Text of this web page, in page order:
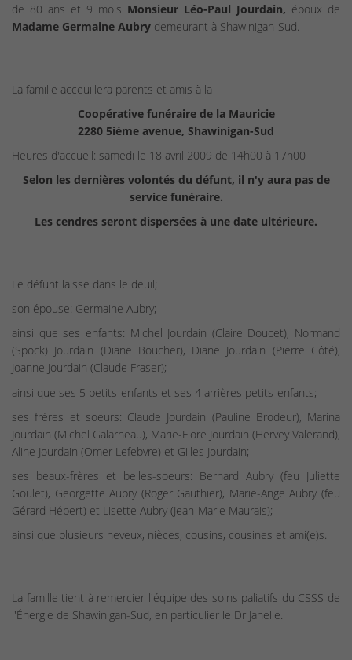
de 80 ans et 9 mois Monsieur Léo-Paul Jourdain, époux de
Madame Germaine Aubry demeurant à Shawinigan-Sud.
La famille acceuillera parents et amis à la
Coopérative funéraire de la Mauricie
2280 5ième avenue, Shawinigan-Sud
Heures d'accueil: samedi le 18 avril 2009 de 14h00 à 17h00
Selon les dernières volontés du défunt, il n'y aura pas de
service funéraire.
Les cendres seront dispersées à une date ultérieure.
Le défunt laisse dans le deuil;
son épouse: Germaine Aubry;
ainsi que ses enfants: Michel Jourdain (Claire Doucet), Normand
(Spock) Jourdain (Diane Boucher), Diane Jourdain (Pierre Côté),
Joanne Jourdain (Claude Fraser);
ainsi que ses 5 petits-enfants et ses 4 arrières petits-enfants;
ses frères et soeurs: Claude Jourdain (Pauline Brodeur), Marina
Jourdain (Michel Galarneau), Marie-Flore Jourdain (Hervey Valerand),
Aline Jourdain (Omer Lefebvre) et Gilles Jourdain;
ses beaux-frères et belles-soeurs: Bernard Aubry (feu Juliette
Goulet), Georgette Aubry (Roger Gauthier), Marie-Ange Aubry (feu
Gérard Hébert) et Lisette Aubry (Jean-Marie Maurais);
ainsi que plusieurs neveux, nièces, cousins, cousines et ami(e)s.
La famille tient à remercier l'équipe des soins paliatifs du CSSS de
l'Énergie de Shawinigan-Sud, en particulier le Dr Janelle.